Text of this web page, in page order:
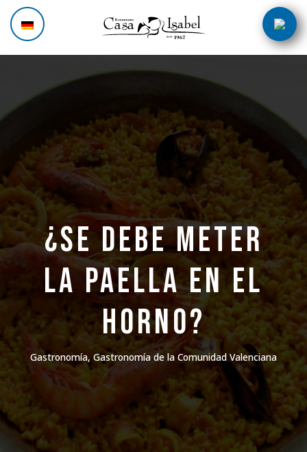
Zum
Inhalt
springen
¿Se debe meter
la paella en el
horno?
Gastronomía, Gastronomía de la Comunidad Valenciana
Post
navigation